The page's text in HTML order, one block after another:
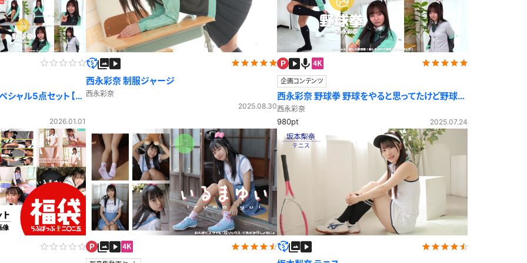
シャル5点セット【期
2026.01.01
西永彩奈 制服ジャージ
西永彩奈
2025.08.30
企画コンテンツ
西永彩奈 野球拳 野球をやると思ってたけど野球拳
をやることになって‥？
西永彩奈
980pt 2025.07.24